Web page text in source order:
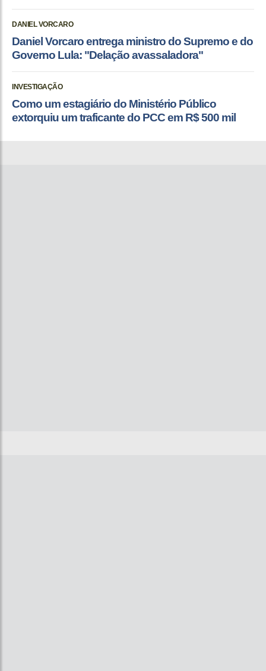
DANIEL VORCARO
Daniel Vorcaro entrega ministro do Supremo e do
Governo Lula: "Delação avassaladora"
INVESTIGAÇÃO
Como um estagiário do Ministério Público
extorquiu um traficante do PCC em R$ 500 mil